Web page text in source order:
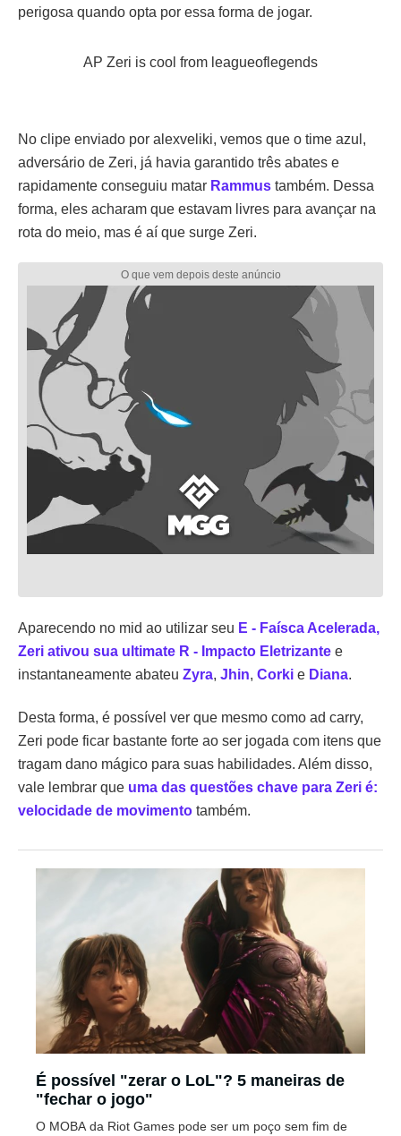
perigosa quando opta por essa forma de jogar.
AP Zeri is cool from leagueoflegends
No clipe enviado por alexveliki, vemos que o time azul,
adversário de Zeri, já havia garantido três abates e
rapidamente conseguiu matar Rammus também. Dessa
forma, eles acharam que estavam livres para avançar na
rota do meio, mas é aí que surge Zeri.
Aparecendo no mid ao utilizar seu E - Faísca Acelerada,
Zeri ativou sua ultimate R - Impacto Eletrizante e
instantaneamente abateu Zyra, Jhin, Corki e Diana.
Desta forma, é possível ver que mesmo como ad carry,
Zeri pode ficar bastante forte ao ser jogada com itens que
tragam dano mágico para suas habilidades. Além disso,
vale lembrar que uma das questões chave para Zeri é:
velocidade de movimento também.
É possível "zerar o LoL"? 5 maneiras de
"fechar o jogo"
O MOBA da Riot Games pode ser um poço sem fim de